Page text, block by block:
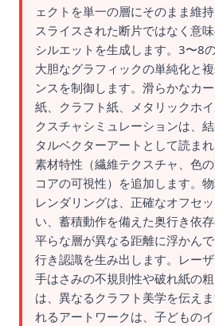
ェクトを単一の層にそのまま維
スライスされた断片ではなく意
シルエットを生成します。3〜8
大胆なグラフィックの単純化と
ンスを制御します。滑らかなカ
紙、クラフト紙、メタリックホ
クスチャシミュレーションは、
タルベクターアートとして読ま
素材特性（繊維テクスチャ、色
コアの可視性）を追加します。
レンダリングは、正確なオフセ
い、蓄積動作を備えた奥行き依存
平らな層が異なる距離に浮かん
行き認識を生み出します。レー
手はさみの不規則性や破れ紙の
は、異なるクラフト美学を伝え
れるアートワークは、子どもの